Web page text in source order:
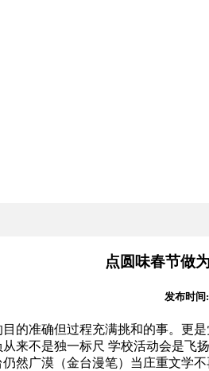
点圆味春节做
发布时间
准确但过程充满挑和的事。更
来不是独一标尺 学校活动会是
然广漠（金台漫笔）当庄重文学